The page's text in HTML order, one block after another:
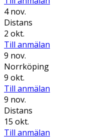
4 nov.
Distans
2 okt.
Till anmälan
9 nov.
Norrköping
9 okt.
Till anmälan
9 nov.
Distans
15 okt.
Till anmälan